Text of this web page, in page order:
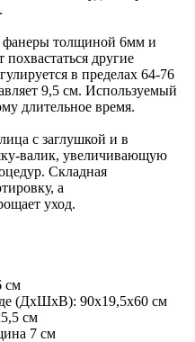
фанеры толщиной 6мм и
другие
в пределах 64-76
9,5 см. Используемый
длительное время.
с заглушкой и в
валик, увеличивающую
Складная
а
уход.
см
(ДхШхВ): 90х19,5х60 см
см
7 см